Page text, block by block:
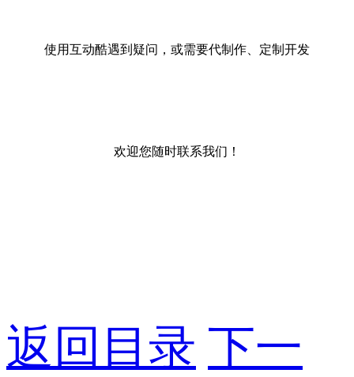
使用互动酷遇到疑问，或需要代制作、定制开发
欢迎您随时联系我们！
返回目录 下一